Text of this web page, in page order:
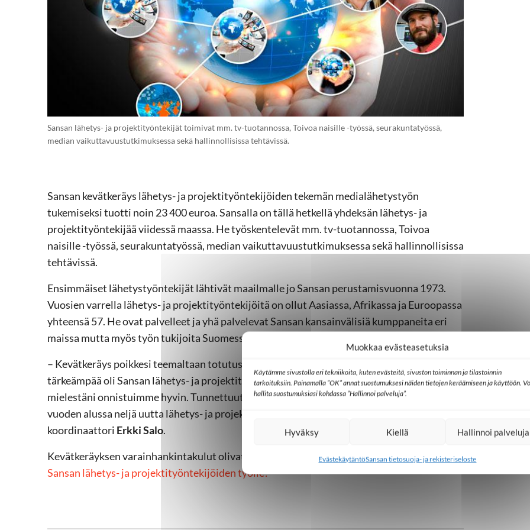
Muokkaa evästeasetuksia
Käytämme sivustolla eri tekniikoita, kuten evästeitä, sivuston toiminnan ja tilastoinnin
tarkoituksiin. Painamalla ”OK” annat suostumuksesi näiden tietojen keräämiseen ja käyttöön.
hallita suostumuksiasi kohdassa ”Hallinnoi palveluja”.
Hyväksy Kiellä Hallinnoi palveluja
EvästekäytäntöSansan tietosuoja- ja rekisteriseloste
Sansan lähetys- ja projektityöntekijät toimivat mm. tv-tuotannossa, Toivoa naisille -työssä, seurakuntatyössä,
median vaikuttavuustutkimuksessa sekä hallinnollisissa tehtävissä.
Sansan kevätkeräys lähetys- ja projektityöntekijöiden tekemän medialähetystyön
tukemiseksi tuotti noin 23 400 euroa. Sansalla on tällä hetkellä yhdeksän lähetys- ja
projektityöntekijää viidessä maassa. He työskentelevät mm. tv-tuotannossa, Toivoa
naisille -työssä, seurakuntatyössä, median vaikuttavuustutkimuksessa sekä hallinnollisissa
tehtävissä.
Ensimmäiset lähetystyöntekijät lähtivät maailmalle jo Sansan perustamisvuonna 1973.
Vuosien varrella lähetys- ja projektityöntekijöitä on ollut Aasiassa, Afrikassa ja Euroopassa
yhteensä 57. He ovat palvelleet ja yhä palvelevat Sansan kansainvälisiä kumppaneita eri
maissa mutta myös työn tukijoita Suomessa.
– Kevätkeräys poikkesi teemaltaan totutusta linjasta. Lähettikeräyksen tuottoa ehkä
tärkeämpää oli Sansan lähetys- ja projektityöntekijöiden tunnettuuden nosto, jossa
mielestäni onnistuimme hyvin. Tunnettuutta tarvitaan siksikin, että Sansa lähettää ensi
vuoden alussa neljä uutta lähetys- ja projektityöntekijää, kertoo varainhankinnan
koordinaattori Erkki Salo.
Kevätkeräyksen varainhankintakulut olivat noin 18 prosenttia.Vielä voit antaa tukesi
Sansan lähetys- ja projektityöntekijöiden työlle!